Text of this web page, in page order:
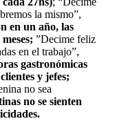
la mismo”,
en un año, las
”Decime feliz
en el trabajo”,
gastronómicas
y jefes;
no sea
no se sienten